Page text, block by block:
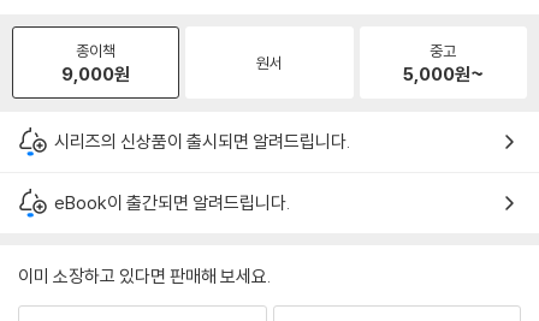
종이책
9,000원 원서
중고
5,000원~
시리즈의 신상품이 출시되면 알려드립니다.
eBook이 출간되면 알려드립니다.
이미 소장하고 있다면 판매해 보세요.